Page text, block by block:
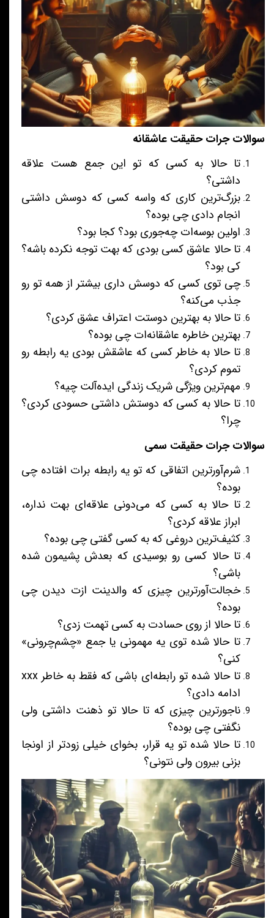
سوالات جرات حقیقت عاشقانه
تا حالا به کسی که تو این جمع هست علاقه
داشتی؟
بزرگ‌ترین کاری که واسه کسی که دوسش داشتی
انجام دادی چی بوده؟
اولین بوسه‌ات چه‌جوری بود؟ کجا بود؟
تا حالا عاشق کسی بودی که بهت توجه نکرده باشه؟
کی بود؟
چی توی کسی که دوسش داری بیشتر از همه تو رو
جذب می‌کنه؟
تا حالا به بهترین دوستت اعتراف عشق کردی؟
بهترین خاطره عاشقانه‌ات چی بوده؟
تا حالا به خاطر کسی که عاشقش بودی یه رابطه رو
تموم کردی؟
مهم‌ترین ویژگی شریک زندگی ایده‌آلت چیه؟
تا حالا به کسی که دوستش داشتی حسودی کردی؟
چرا؟
سوالات جرات حقیقت سمی
شرم‌آورترین اتفاقی که تو یه رابطه برات افتاده چی
بوده؟
تا حالا به کسی که می‌دونی علاقه‌ای بهت نداره،
ابراز علاقه کردی؟
کثیف‌ترین دروغی که به کسی گفتی چی بوده؟
تا حالا کسی رو بوسیدی که بعدش پشیمون شده
باشی؟
خجالت‌آورترین چیزی که والدینت ازت دیدن چی
بوده؟
تا حالا از روی حسادت به کسی تهمت زدی؟
تا حالا شده توی یه مهمونی یا جمع «چشم‌چرونی»
کنی؟
تا حالا شده تو رابطه‌ای باشی که فقط به خاطر xxx
ادامه دادی؟
ناجورترین چیزی که تا حالا تو ذهنت داشتی ولی
نگفتی چی بوده؟
تا حالا شده تو یه قرار، بخوای خیلی زودتر از اونجا
بزنی بیرون ولی نتونی؟